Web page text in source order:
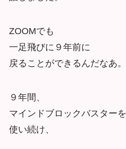
ZOOMでも
一足飛びに９年前に
戻ることができるんだなあ。
９年間、
マインドブロックバスターを
使い続け、